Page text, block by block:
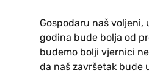
Gospodaru naš voljeni,
godina bude bolja od
budemo bolji vjernici
da naš završetak bude